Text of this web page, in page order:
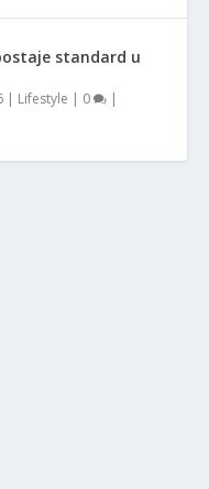
standard u
| Lifestyle | 0 |